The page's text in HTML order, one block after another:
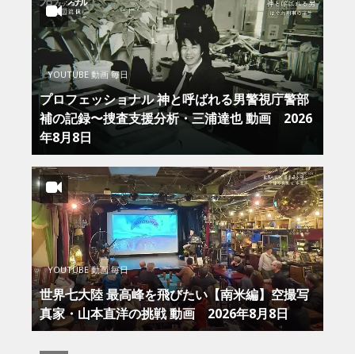
YOUTUBE 動画 毎日
プロフェッショナル 神と呼ばれる男警視庁警部
補の記録〜捜査支援分析・三浦達也 動画 2026
年8月8日
YOUTUBE 動画 毎日
世界七大陸 最高峰を飛びたい【南米編】空撮写
真家・山本直洋の挑戦 動画 2026年8月8日